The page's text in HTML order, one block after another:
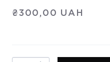
₴300,00 UAH